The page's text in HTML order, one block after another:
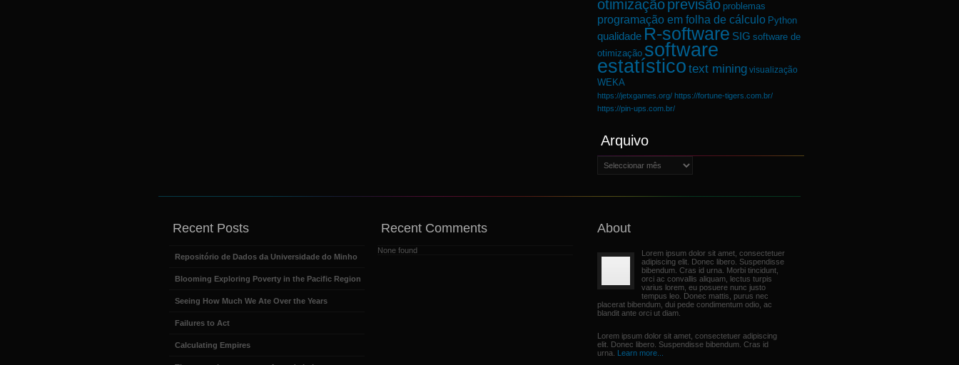
otimizaçãoprevisão problemas
programação em folha de cálculo Python
qualidade R-software SIG software de
otimização software
estatístico text mining visualização
WEKA
https://jetxgames.org/ https://fortune-tigers.com.br/
https://pin-ups.com.br/
Arquivo
Arquivo
Recent Posts
Repositório de Dados da Universidade do Minho
Blooming Exploring Poverty in the Pacific Region
Seeing How Much We Ate Over the Years
Failures to Act
Calculating Empires
Recent Comments
None found
About
Lorem ipsum dolor sit amet, consectetuer
adipiscing elit. Donec libero. Suspendisse
bibendum. Cras id urna. Morbi tincidunt,
orci ac convallis aliquam, lectus turpis
varius lorem, eu posuere nunc justo
tempus leo. Donec mattis, purus nec
placerat bibendum, dui pede condimentum odio, ac
blandit ante orci ut diam.
Lorem ipsum dolor sit amet, consectetuer adipiscing
elit. Donec libero. Suspendisse bibendum. Cras id
urna. Learn more...